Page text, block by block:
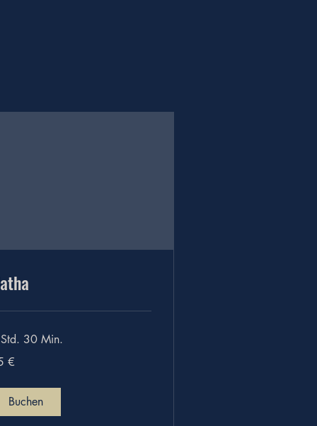
30 Min.
€
Buchen